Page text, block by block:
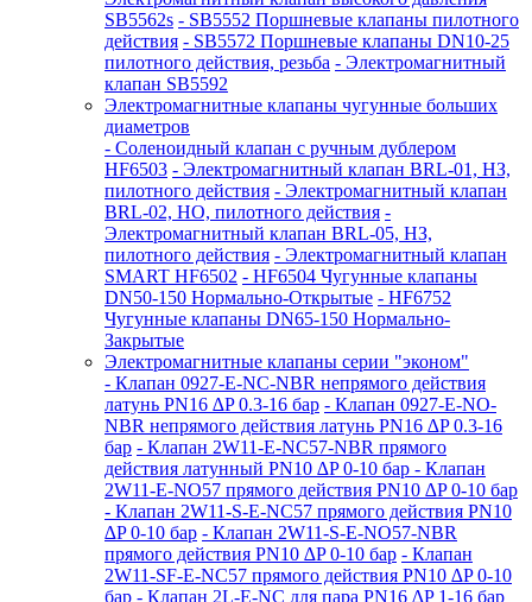
SB5562s - SB5552 Поршневые клапаны пилотного
действия - SB5572 Поршневые клапаны DN10-25
пилотного действия, резьба - Электромагнитный
клапан SB5592
Электромагнитные клапаны чугунные больших
диаметров
- Соленоидный клапан с ручным дублером
HF6503 - Электромагнитный клапан BRL-01, НЗ,
пилотного действия - Электромагнитный клапан
BRL-02, НО, пилотного действия -
Электромагнитный клапан BRL-05, НЗ,
пилотного действия - Электромагнитный клапан
SMART HF6502 - HF6504 Чугунные клапаны
DN50-150 Нормально-Открытые - HF6752
Чугунные клапаны DN65-150 Нормально-
Закрытые
Электромагнитные клапаны серии "эконом"
- Клапан 0927-E-NC-NBR непрямого действия
латунь PN16 ∆P 0.3-16 бар - Клапан 0927-E-NО-
NBR непрямого действия латунь PN16 ∆P 0.3-16
бар - Клапан 2W11-E-NC57-NBR прямого
действия латунный PN10 ∆P 0-10 бар - Клапан
2W11-E-NO57 прямого действия PN10 ∆P 0-10 бар
- Клапан 2W11-S-E-NC57 прямого действия PN10
∆P 0-10 бар - Клапан 2W11-S-E-NO57-NBR
прямого действия PN10 ∆P 0-10 бар - Клапан
2W11-SF-E-NC57 прямого действия PN10 ∆P 0-10
бар - Клапан 2L-E-NC для пара PN16 ∆P 1-16 бар